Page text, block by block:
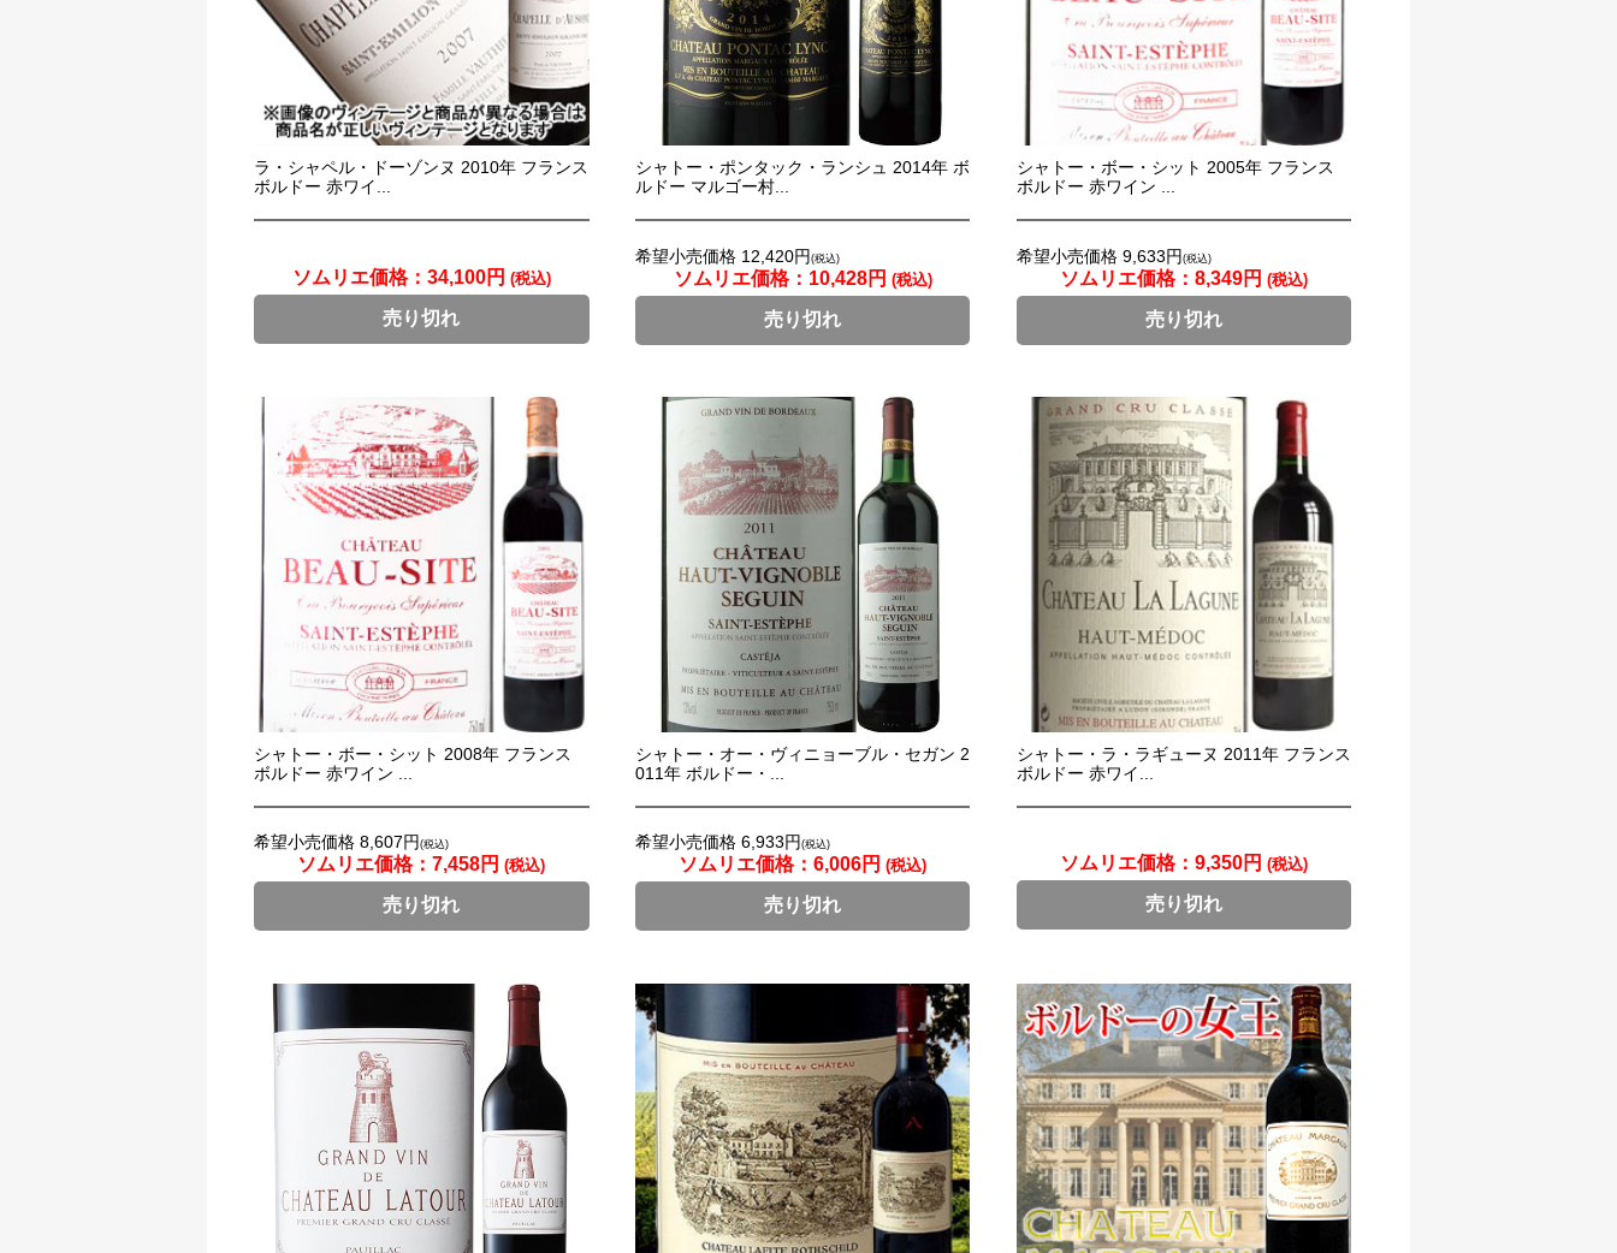
ラ・シャペル・ドーゾンヌ 2010年 フランス
ボルドー 赤ワイ...
ソムリエ価格： 34,100円 (税込)
売り切れ
シャトー・ポンタック・ランシュ 2014年 ボ
ルドー マルゴー村...
希望小売価格 12,420円 (税込)
ソムリエ価格： 10,428円 (税込)
売り切れ
シャトー・ボー・シット 2005年 フランス
ボルドー 赤ワイン ...
希望小売価格 9,633円 (税込)
ソムリエ価格： 8,349円 (税込)
売り切れ
シャトー・ボー・シット 2008年 フランス
ボルドー 赤ワイン ...
希望小売価格 8,607円(税込)
ソムリエ価格：7,458円 (税込)
売り切れ
シャトー・オー・ヴィニョーブル・セガン 2
011年 ボルドー・...
希望小売価格 6,933円 (税込)
ソムリエ価格：6,006円 (税込)
売り切れ
シャトー・ラ・ラギューヌ 2011年 フランス
ボルドー 赤ワイ...
ソムリエ価格： 9,350円 (税込)
売り切れ